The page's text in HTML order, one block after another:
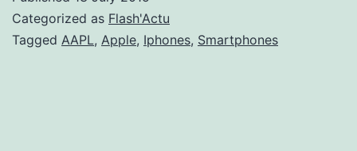
Categorized as Flash'Actu
Tagged AAPL, Apple, Iphones, Smartphones